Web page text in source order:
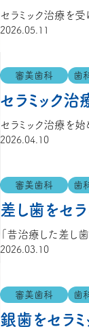
2026.05.11
審美歯科 歯
セラミック
2026.04.10
審美歯科 歯
差し歯をセ
2026.03.10
審美歯科 歯
銀歯をセラ